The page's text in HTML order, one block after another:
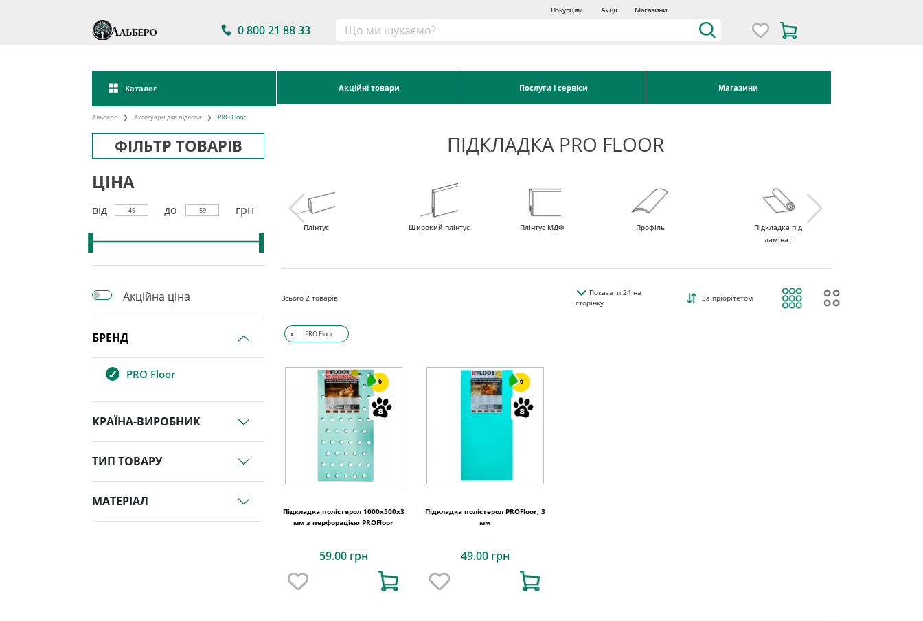
Покупцям Акції Магазини
0 800 21 88 33
Каталог Акційні товари Послуги і сервіси Магазини
Альберо Аксесуари для підлоги PRO Floor
ФІЛЬТР ТОВАРІВ ПІДКЛАДКА PRO FLOOR
ЦІНА
від 49 до 59 грн
Акційна ціна
БРЕНД
PRO Floor
КРАЇНА-ВИРОБНИК
ТИП ТОВАРУ
МАТЕРІАЛ
алюмінієвий
Плінтус Широкий плінтус Плінтус МДФ Профіль
Підкладка під
ламінат
Всього2 товарів
Показати24на
сторінку
За пріорітетом
x PRO Floor
6
Підкладка полістерол 1000x500x3
мм з перфорацією PROFloor
59.00 грн
6
Підкладка полістерол PROFloor, 3
мм
49.00 грн